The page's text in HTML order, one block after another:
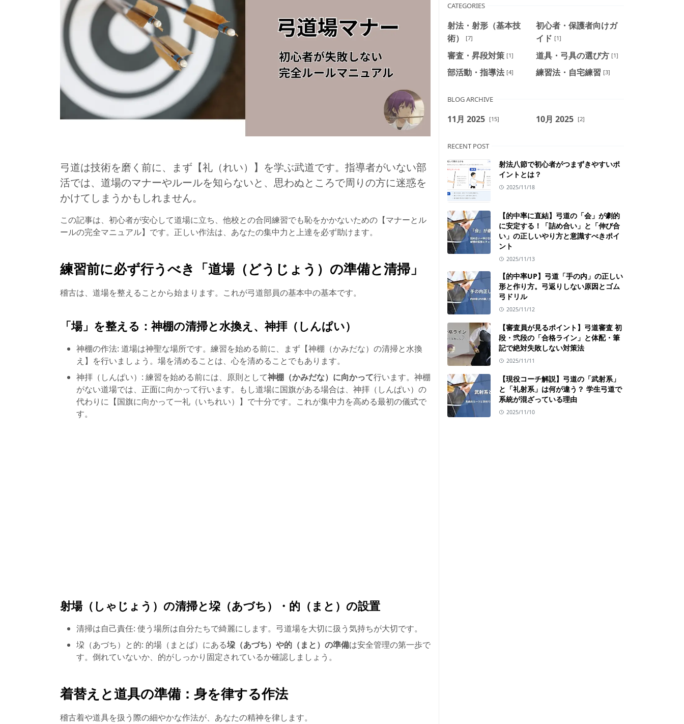
弓道は技術を磨く前に、まず【礼（れい）】を学ぶ武道です。指導者がいない部
活では、道場のマナーやルールを知らないと、思わぬところで周りの方に迷惑を
かけてしまうかもしれません。
この記事は、初心者が安心して道場に立ち、他校との合同練習でも恥をかかないための【マナーとル
ールの完全マニュアル】です。正しい作法は、あなたの集中力と上達を必ず助けます。
練習前に必ず行うべき「道場（どうじょう）の準備と清掃」
稽古は、道場を整えることから始まります。これが弓道部員の基本中の基本です。
「場」を整える：神棚の清掃と水換え、神拝（しんぱい）
神棚の作法: 道場は神聖な場所です。練習を始める前に、まず【神棚（かみだな）の清掃と水換
え】を行いましょう。場を清めることは、心を清めることでもあります。
神拝（しんぱい）: 練習を始める前には、原則として神棚（かみだな）に向かって行います。神棚
がない道場では、正面に向かって行います。もし道場に国旗がある場合は、神拝（しんぱい）の
代わりに【国旗に向かって一礼（いちれい）】で十分です。これが集中力を高める最初の儀式で
す。
射場（しゃじょう）の清掃と垜（あづち）・的（まと）の設置
清掃は自己責任: 使う場所は自分たちで綺麗にします。弓道場を大切に扱う気持ちが大切です。
垜（あづち）と的: 的場（まとば）にある垜（あづち）や的（まと）の準備は安全管理の第一歩で
す。倒れていないか、的がしっかり固定されているか確認しましょう。
着替えと道具の準備：身を律する作法
稽古着や道具を扱う際の細やかな作法が、あなたの精神を律します。
CATEGORIES
射法・射形（基本技
術）
[7]
初心者・保護者向けガ
イド [1]
審査・昇段対策 [1] 道具・弓具の選び方 [1]
部活動・指導法 [4] 練習法・自宅練習 [3]
BLOG ARCHIVE
11月 2025 [15] 10月 2025 [2]
RECENT POST
射法八節で初心者がつまずきやすいポ
イントとは？
2025/11/18
【的中率に直結】弓道の「会」が劇的
に安定する！「詰め合い」と「伸び合
い」の正しいやり方と意識すべきポイ
ント
2025/11/13
【的中率UP】弓道「手の内」の正しい
形と作り方。弓返りしない原因とゴム
弓ドリル
2025/11/12
【審査員が見るポイント】弓道審査 初
段・弐段の「合格ライン」と体配・筆
記で絶対失敗しない対策法
2025/11/11
【現役コーチ解説】弓道の「武射系」
と「礼射系」は何が違う？ 学生弓道で
系統が混ざっている理由
2025/11/10